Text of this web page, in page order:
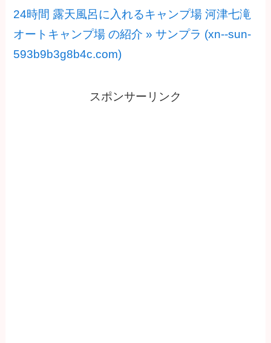
24時間 露天風呂に入れるキャンプ場 河津七滝
オートキャンプ場 の紹介 » サンプラ (xn--sun-
593b9b3g8b4c.com)
スポンサーリンク